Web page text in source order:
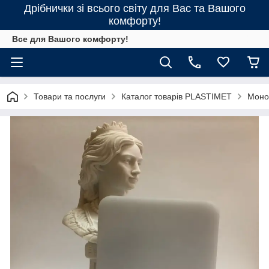
Дрібнички зі всього світу для Вас та Вашого
комфорту!
Все для Вашого комфорту!
Товари та послуги Каталог товарів PLASTIMET